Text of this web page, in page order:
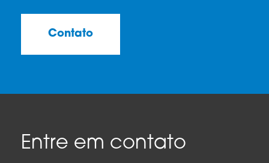
Contato
Entre em contato